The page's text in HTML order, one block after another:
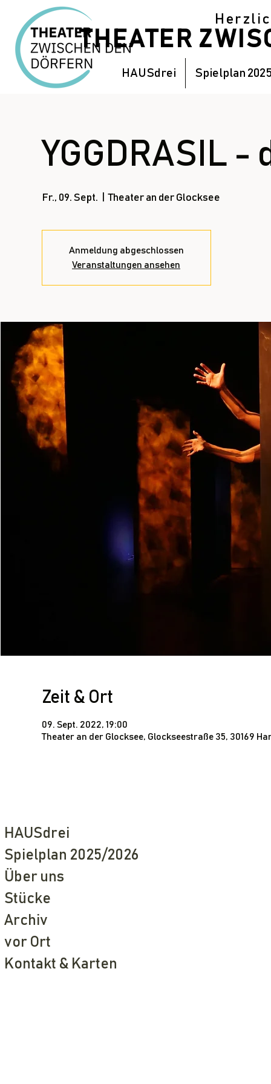
THEATER
HAUSdrei Spielplan
YGGDRASIL -
Fr., 09. Sept.
  |
Theater an der Glocksee
Anmeldung abgeschlossen
Veranstaltungen ansehen
Zeit & Ort
09. Sept. 2022, 19:00
Theater an der Glocksee, Glockseestraße 35, 30169
HAUSdrei
Spielplan 2025/2026
Über uns
Stücke
Archiv
vor Ort
Kontakt & Karten